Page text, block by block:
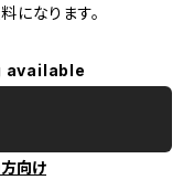
なります。
available
向け